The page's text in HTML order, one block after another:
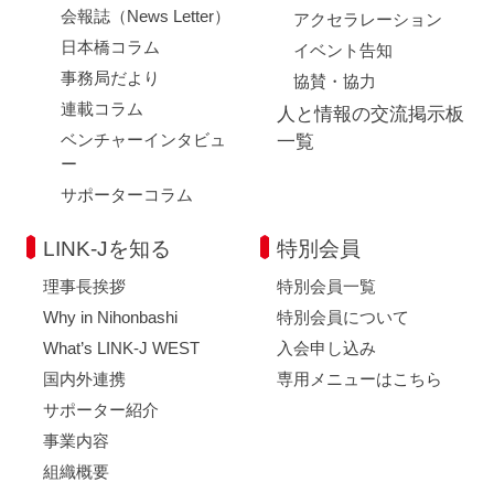
会報誌（News Letter）
日本橋コラム
事務局だより
連載コラム
ベンチャーインタビュ
ー
サポーターコラム
アクセラレーション
イベント告知
協賛・協力
人と情報の交流掲示板
一覧
LINK-Jを知る
理事長挨拶
Why in Nihonbashi
What’s LINK-J WEST
国内外連携
サポーター紹介
事業内容
組織概要
特別会員
特別会員一覧
特別会員について
入会申し込み
専用メニューはこちら